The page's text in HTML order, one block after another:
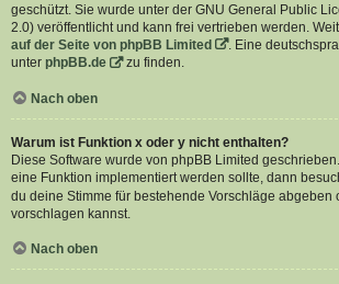
geschützt. Sie wurde unter der GNU General Public
2.0) veröffentlicht und kann frei vertrieben werden.
auf der Seite von phpBB Limited
. Eine
unter phpBB.de zu finden.
Nach oben
Warum ist Funktion x oder y nicht enthalten?
Diese Software wurde von phpBB Limited
eine Funktion implementiert werden sollte, dann
du deine Stimme für bestehende Vorschläge abgeben
vorschlagen kannst.
Nach oben